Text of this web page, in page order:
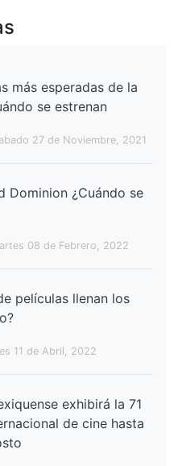
más esperadas de la
se estrenan
27 de Noviembre, 2021
Dominion ¿Cuándo se
08 de Febrero, 2022
películas llenan los
11 de Abril, 2022
exhibirá la 71
de cine hasta